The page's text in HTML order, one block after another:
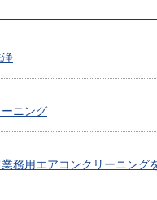
会社概要
アクセスマップ
ニング
務用エアコンクリーニング